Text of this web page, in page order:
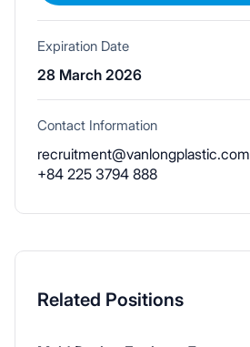
Expiration Date
28 March 2026
Contact Information
recruitment@vanlongplastic.com
+84 225 3794 888
Related Positions